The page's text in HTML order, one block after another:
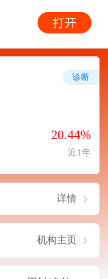
20.44%
近1年
诊断
详情
机构主页